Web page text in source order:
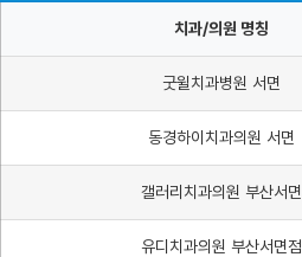
치과/의원 명칭
굿윌치과병원 서면
동경하이치과의원 서면
갤러리치과의원 부산서면
유디치과의원 부산서면점